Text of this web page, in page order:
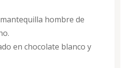
hombre de
en chocolate blanco y